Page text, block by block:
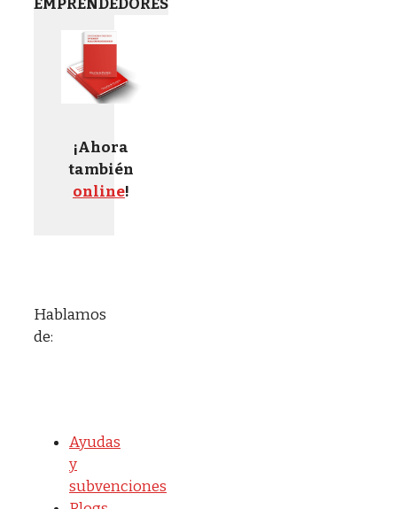
EMPRENDEDORES
¡Ahora
también
online!
Hablamos
de:
Ayudas
y
subvenciones